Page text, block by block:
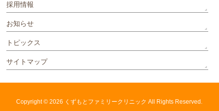
採用情報
お知らせ
トピックス
サイトマップ
Copyright © 2026 くずもとファミリークリニック All Rights Reserved.